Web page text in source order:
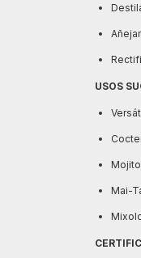
USOS
Mojito
Mai-